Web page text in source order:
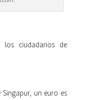
los ciudadanos de
un euro es